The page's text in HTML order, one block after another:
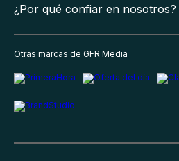
¿Por qué confiar en nosotros?
Otras marcas de GFR Media